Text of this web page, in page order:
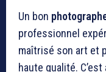
Un bon
professionnel
maîtrisé son art et
haute qualité.